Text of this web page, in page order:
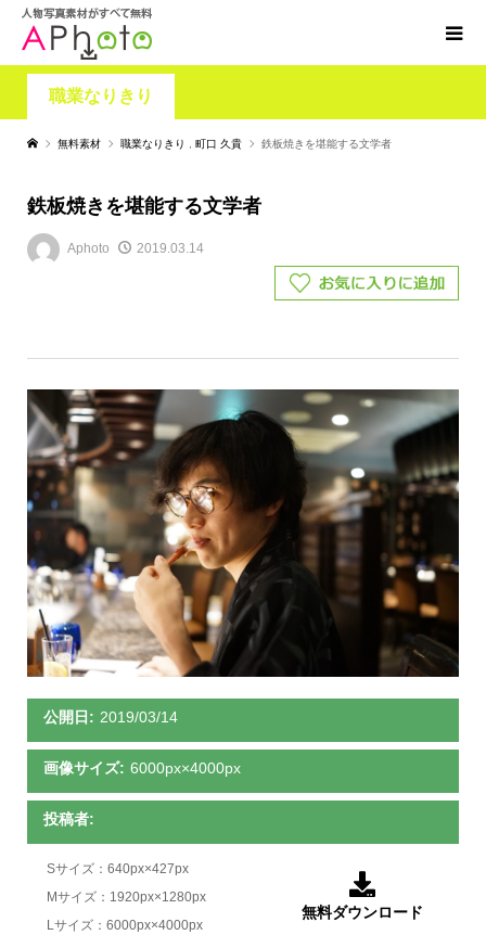
職業なりきり
無料素材 職業なりきり 町口 久貴 鉄板焼きを堪能する文学者
鉄板焼きを堪能する文学者
Aphoto 2019.03.14
公開日: 2019/03/14
画像サイズ: 6000px×4000px
投稿者:
Sサイズ：640px×427px
Mサイズ：1920px×1280px
Lサイズ：6000px×4000px

無料ダウンロード